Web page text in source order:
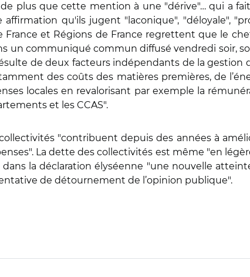
plus que cette mention à une "dérive"… qui a
qu'ils jugent "laconique", "déloyale",
France et Régions de France regrettent que le
un communiqué commun diffusé vendredi soir,
de deux facteurs indépendants de la gestion
des coûts des matières premières, de
locales en revalorisant par exemple la
et les CCAS".
"contribuent depuis des années à
La dette des collectivités est même "en
dans la déclaration élyséenne "une nouvelle
de détournement de l’opinion publique".